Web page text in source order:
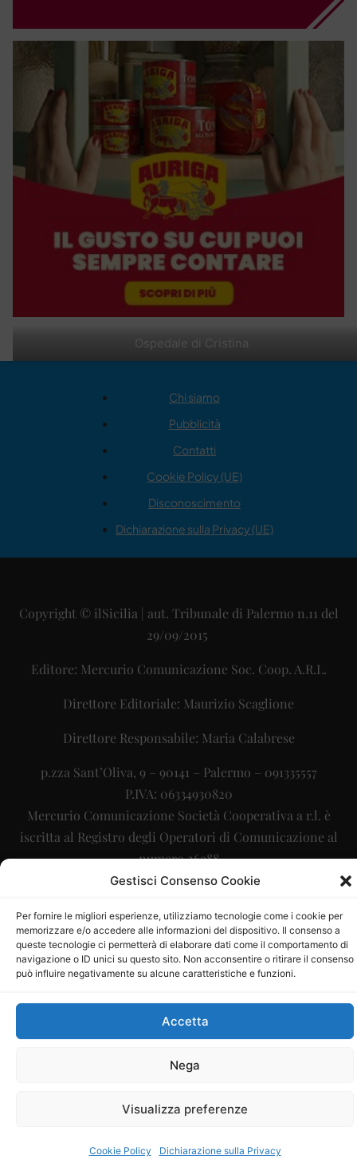
Gestisci Consenso Cookie
Per fornire le migliori esperienze, utilizziamo tecnologie come i cookie per
memorizzare e/o accedere alle informazioni del dispositivo. Il consenso a
queste tecnologie ci permetterà di elaborare dati come il comportamento di
navigazione o ID unici su questo sito. Non acconsentire o ritirare il consenso
può influire negativamente su alcune caratteristiche e funzioni.
Accetta
Nega
Visualizza preferenze
Cookie Policy Dichiarazione sulla Privacy
Ospedale di Cristina
Chi siamo
Pubblicità
Contatti
Cookie Policy (UE)
Disconoscimento
Dichiarazione sulla Privacy (UE)
Copyright © ilSicilia | aut. Tribunale di Palermo n.11 del
29/09/2015
Editore: Mercurio Comunicazione Soc. Coop. A.R.L.
Direttore Editoriale: Maurizio Scaglione
Direttore Responsabile: Maria Calabrese
p.zza Sant’Oliva, 9 – 90141 – Palermo – 091335557
P.IVA: 06334930820
Mercurio Comunicazione Società Cooperativa a r.l. è
iscritta al Registro degli Operatori di Comunicazione al
numero 26988